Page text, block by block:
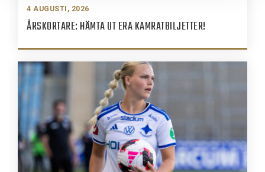
4 AUGUSTI, 2026
ÅRSKORTARE: HÄMTA UT ERA KAMRATBILJETTER!